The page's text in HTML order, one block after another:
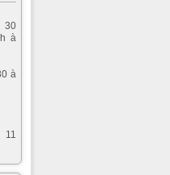
30
à
à
11